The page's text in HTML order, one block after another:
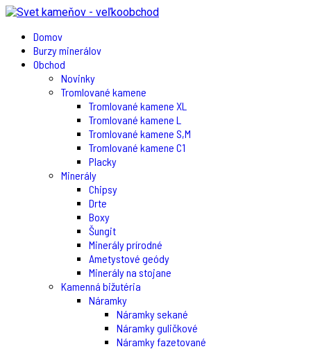
Domov
Burzy minerálov
Obchod
Novinky
Tromlované kamene
Tromlované kamene XL
Tromlované kamene L
Tromlované kamene S,M
Tromlované kamene C1
Placky
Minerály
Chipsy
Drte
Boxy
Šungit
Minerály prírodné
Ametystové geódy
Minerály na stojane
Kamenná bižutéria
Náramky
Náramky sekané
Náramky guličkové
Náramky fazetované